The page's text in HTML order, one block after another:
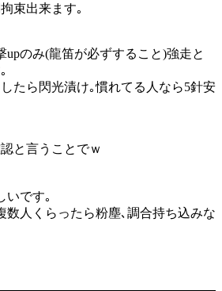
束出来ます｡
upのみ(龍笛が必ずすること)強走と
たら閃光漬け｡慣れてる人なら5針安
と言うことでｗ
いです｡
数人くらったら粉塵､調合持ち込みな